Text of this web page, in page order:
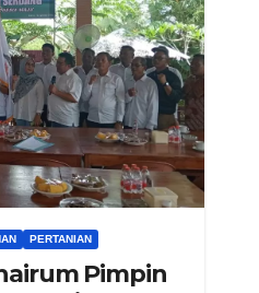
PERTANIAN
Pimpin